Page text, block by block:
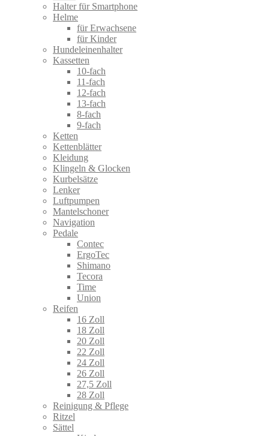
Halter für Smartphone
Helme
für Erwachsene
für Kinder
Hundeleinenhalter
Kassetten
10-fach
11-fach
12-fach
13-fach
8-fach
9-fach
Ketten
Kettenblätter
Kleidung
Klingeln & Glocken
Kurbelsätze
Lenker
Luftpumpen
Mantelschoner
Navigation
Pedale
Contec
ErgoTec
Shimano
Tecora
Time
Union
Reifen
16 Zoll
18 Zoll
20 Zoll
22 Zoll
24 Zoll
26 Zoll
27,5 Zoll
28 Zoll
Reinigung & Pflege
Ritzel
Sättel